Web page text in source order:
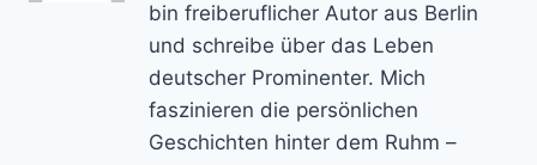
bin freiberuflicher Autor aus Berlin
und schreibe über das Leben
deutscher Prominenter. Mich
faszinieren die persönlichen
Geschichten hinter dem Ruhm –